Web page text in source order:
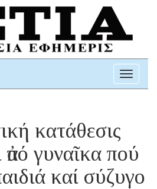
Toggle
κατάθεσις
γυναῖκα πού
καί σύζυγο